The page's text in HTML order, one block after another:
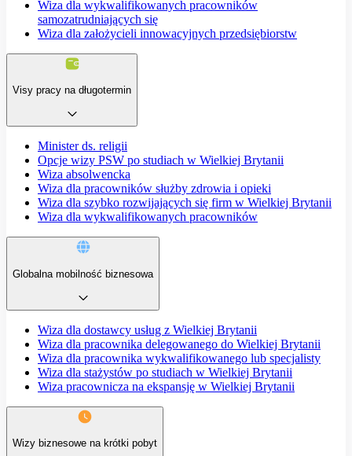
Wiza dla wykwalifikowanych pracowników
samozatrudniających się
Wiza dla założycieli innowacyjnych przedsiębiorstw
Visy pracy na długotermin
Minister ds. religii
Opcje wizy PSW po studiach w Wielkiej Brytanii
Wiza absolwencka
Wiza dla pracowników służby zdrowia i opieki
Wiza dla szybko rozwijających się firm w Wielkiej Brytanii
Wiza dla wykwalifikowanych pracowników
Globalna mobilność biznesowa
Wiza dla dostawcy usług z Wielkiej Brytanii
Wiza dla pracownika delegowanego do Wielkiej Brytanii
Wiza dla pracownika wykwalifikowanego lub specjalisty
Wiza dla stażystów po studiach w Wielkiej Brytanii
Wiza pracownicza na ekspansję w Wielkiej Brytanii
Wizy biznesowe na krótki pobyt